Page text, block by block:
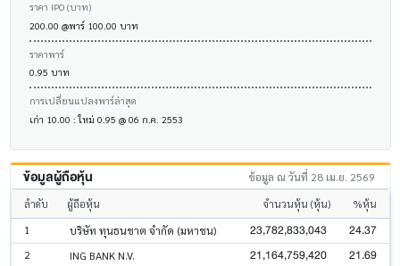
ราคา IPO (บาท)
200.00 @พาร์ 100.00 บาท
ราคาพาร์
0.95 บาท
การเปลี่ยนแปลงพาร์ล่าสุด
เก่า 10.00 : ใหม่ 0.95 @ 06 ก.ค. 2553
ข้อมูลผู้ถือหุ้น ข้อมูล ณ วันที่ 28 เม.ย. 2569
ลำดับ ผู้ถือหุ้น จำนวนหุ้น (หุ้น) %หุ้น
1 บริษัท ทุนธนชาต จำกัด (มหาชน) 23,782,833,043 24.37
2 ING BANK N.V. 21,164,759,420 21.69